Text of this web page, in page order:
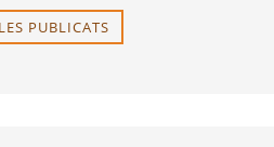
PUBLICATS